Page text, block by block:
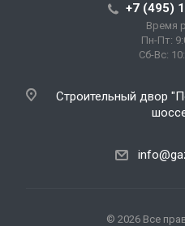
+7 (495)
Время
Пн-Пт:
Сб-Вс:
Строительный двор
© 2026 Все